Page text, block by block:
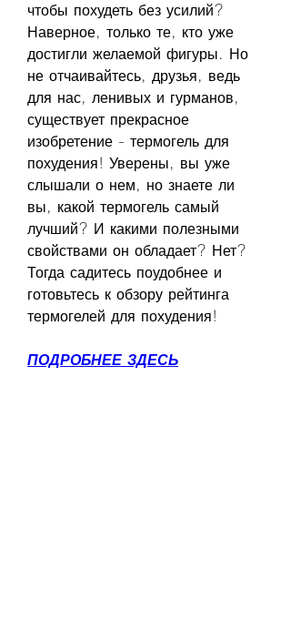
чтобы похудеть без усилий?
Наверное, только те, кто уже
достигли желаемой фигуры. Но
не отчаивайтесь, друзья, ведь
для нас, ленивых и гурманов,
существует прекрасное
изобретение - термогель для
похудения! Уверены, вы уже
слышали о нем, но знаете ли
вы, какой термогель самый
лучший? И какими полезными
свойствами он обладает? Нет?
Тогда садитесь поудобнее и
готовьтесь к обзору рейтинга
термогелей для похудения!
ПОДРОБНЕЕ ЗДЕСЬ